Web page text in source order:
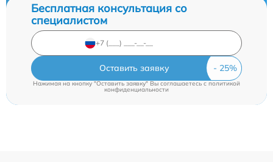
Бесплатная консультация со
специалистом
Оставить заявку
Нажимая на кнопку "Оставить заявку" Вы соглашаетесь cполитикой
конфиденциальности